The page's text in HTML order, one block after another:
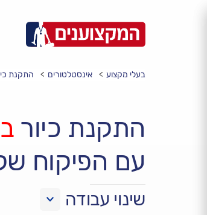
בעלי מקצוע אינסטלטורים התקנת
התקנת כיור
עם הפיקוח
שינוי עבודה